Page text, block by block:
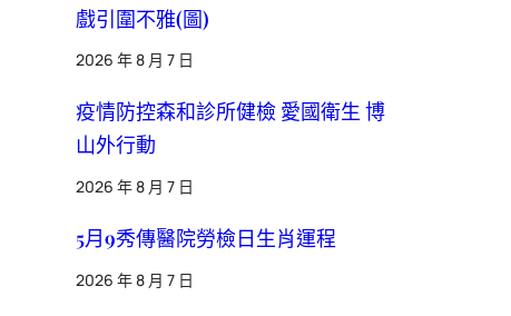
戲引圍不雅(圖)
2026 年 8 月 7 日
疫情防控森和診所健檢 愛國衛生 博
山外行動
2026 年 8 月 7 日
5月9秀傳醫院勞檢日生肖運程
2026 年 8 月 7 日